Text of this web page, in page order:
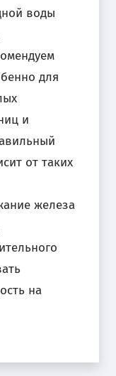
воды
для
и
от таких
железа
на